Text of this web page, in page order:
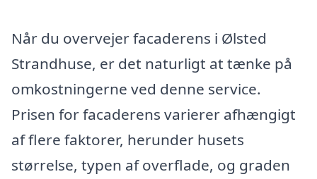
Når du overvejer facaderens i Ølsted
Strandhuse, er det naturligt at tænke på
omkostningerne ved denne service.
Prisen for facaderens varierer afhængigt
af flere faktorer, herunder husets
størrelse, typen af overflade, og graden